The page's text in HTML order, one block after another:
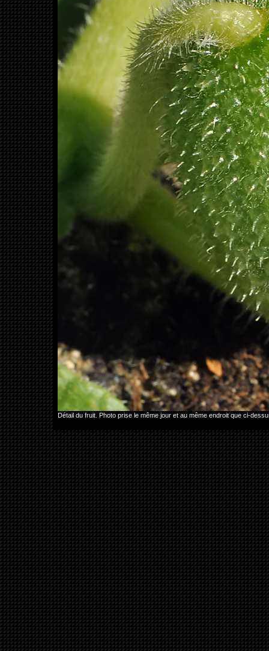
Détail du fruit. Photo prise le même jour et au même endroit que ci-